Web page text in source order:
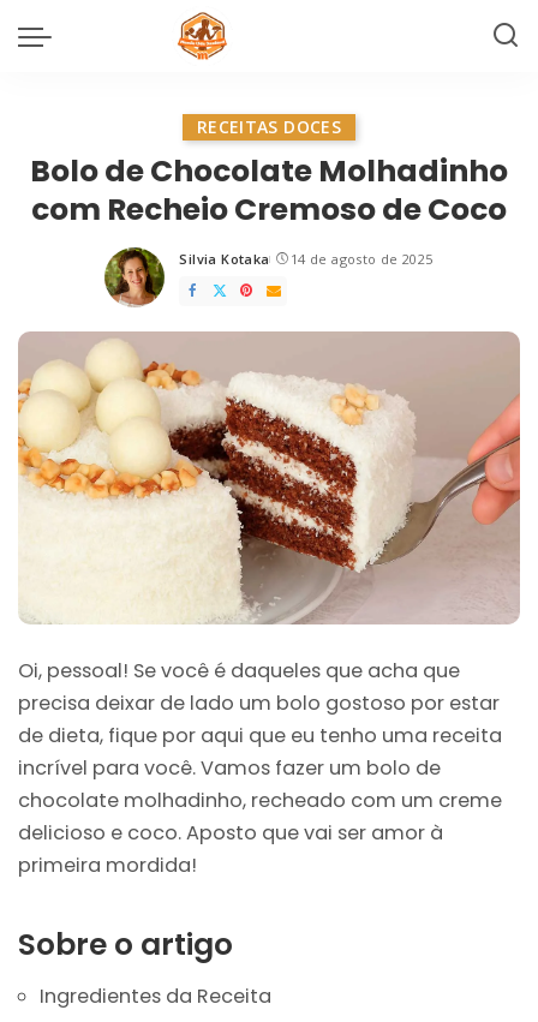
RECEITAS DOCES
Bolo de Chocolate Molhadinho
com Recheio Cremoso de Coco
Posted
by
Silvia Kotaka 14 de agosto de 2025
Oi, pessoal! Se você é daqueles que acha que
precisa deixar de lado um bolo gostoso por estar
de dieta, fique por aqui que eu tenho uma receita
incrível para você. Vamos fazer um bolo de
chocolate molhadinho, recheado com um creme
delicioso e coco. Aposto que vai ser amor à
primeira mordida!
Sobre o artigo
Ingredientes da Receita